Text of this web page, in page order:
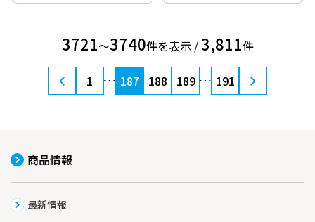
3721〜3740件を表示 /3,811件
1 187 188 189 191
商品情報
最新情報